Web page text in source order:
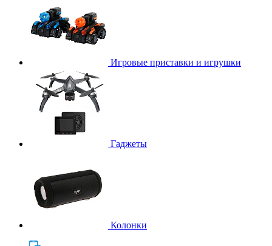
Игровые приставки и игрушки
Гаджеты
Колонки